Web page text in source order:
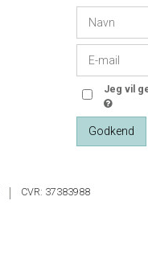
Jeg vil
Godkend
CVR: 37383988